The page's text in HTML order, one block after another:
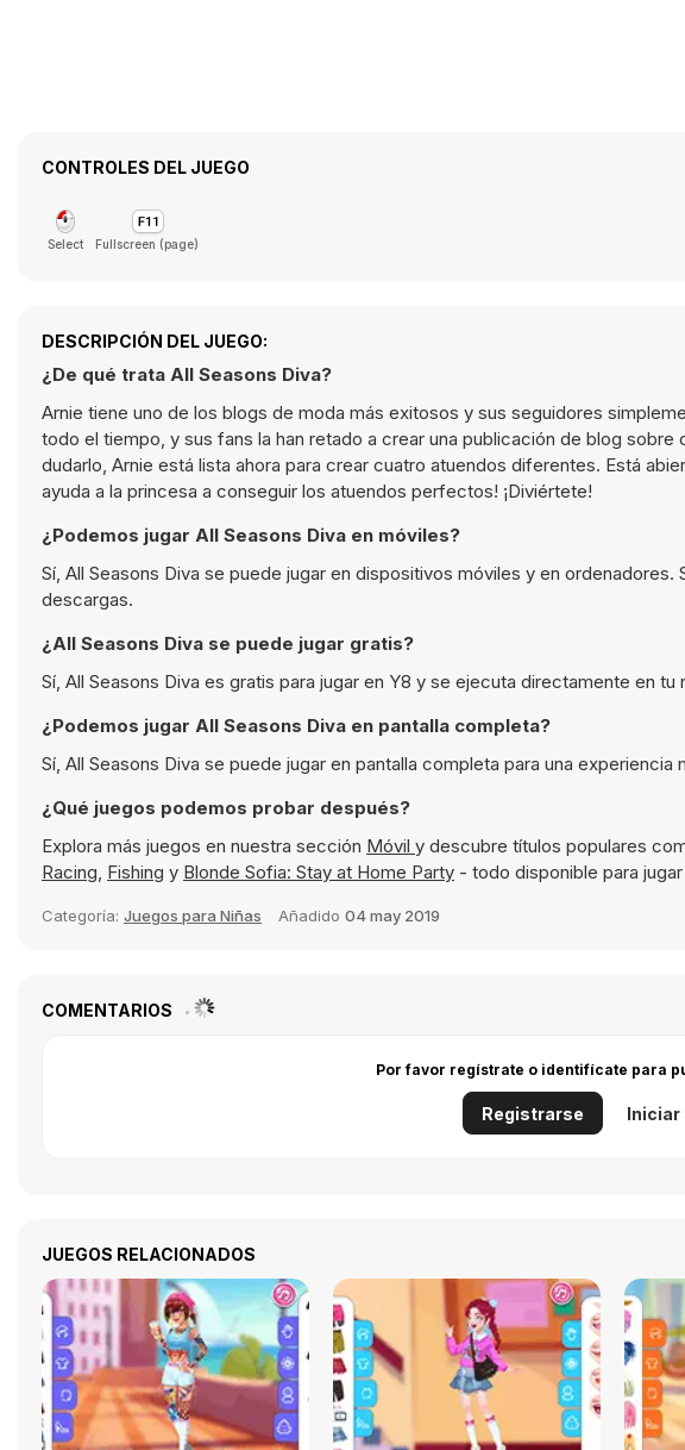
CONTROLES DEL JUEGO
Select Fullscreen (page)
DESCRIPCIÓN DEL JUEGO:
¿De qué trata All Seasons Diva?
Arnie tiene uno de los blogs de moda más exitosos y sus seguidores
todo el tiempo, y sus fans la han retado a crear una publicación de blog
dudarlo, Arnie está lista ahora para crear cuatro atuendos diferentes. Está
ayuda a la princesa a conseguir los atuendos perfectos! ¡Diviértete!
¿Podemos jugar All Seasons Diva en móviles?
Sí, All Seasons Diva se puede jugar en dispositivos móviles y en
descargas.
¿All Seasons Diva se puede jugar gratis?
Sí, All Seasons Diva es gratis para jugar en Y8 y se ejecuta directamente en tu
¿Podemos jugar All Seasons Diva en pantalla completa?
Sí, All Seasons Diva se puede jugar en pantalla completa para una experiencia
¿Qué juegos podemos probar después?
Explora más juegos en nuestra sección Móvil y descubre títulos populares
Racing, Fishing y Blonde Sofia: Stay at Home Party - todo disponible para
Categoría: Juegos para Niñas Añadido 04 may 2019
COMENTARIOS
Por favor regístrate o identifícate para
Registrarse Iniciar
JUEGOS RELACIONADOS